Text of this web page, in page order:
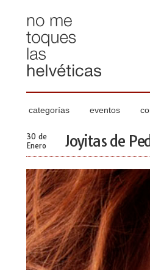
categorías eventos
30 de
Enero
Joyitas de